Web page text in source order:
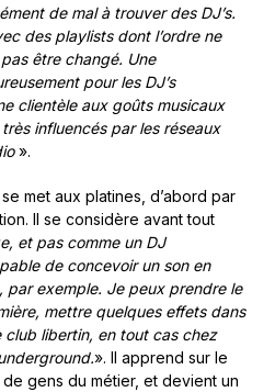
de mal à trouver des DJ’s.
des playlists dont l’ordre ne
être changé. Une
pour les DJ’s
clientèle aux goûts musicaux
influencés par les réseaux
».
met aux platines, d’abord par
Il se considère avant tout
et pas comme un DJ
de concevoir un son en
par exemple. Je peux prendre le
mettre quelques effets dans
club libertin, en tout cas chez
». Il apprend sur le
gens du métier, et devient un